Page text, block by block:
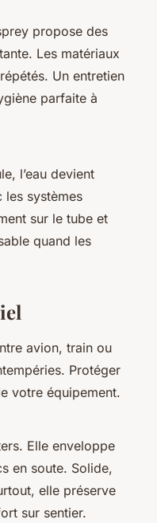
propose des
Les matériaux
Un entretien
parfaite à
l’eau devient
les systèmes
sur le tube et
quand les
avion, train ou
Protéger
votre équipement.
Elle enveloppe
en soute. Solide,
elle préserve
sur sentier.